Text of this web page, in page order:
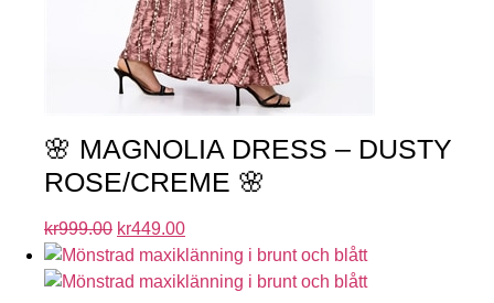
🌸 MAGNOLIA DRESS – DUSTY
ROSE/CREME 🌸
kr999.00 kr449.00